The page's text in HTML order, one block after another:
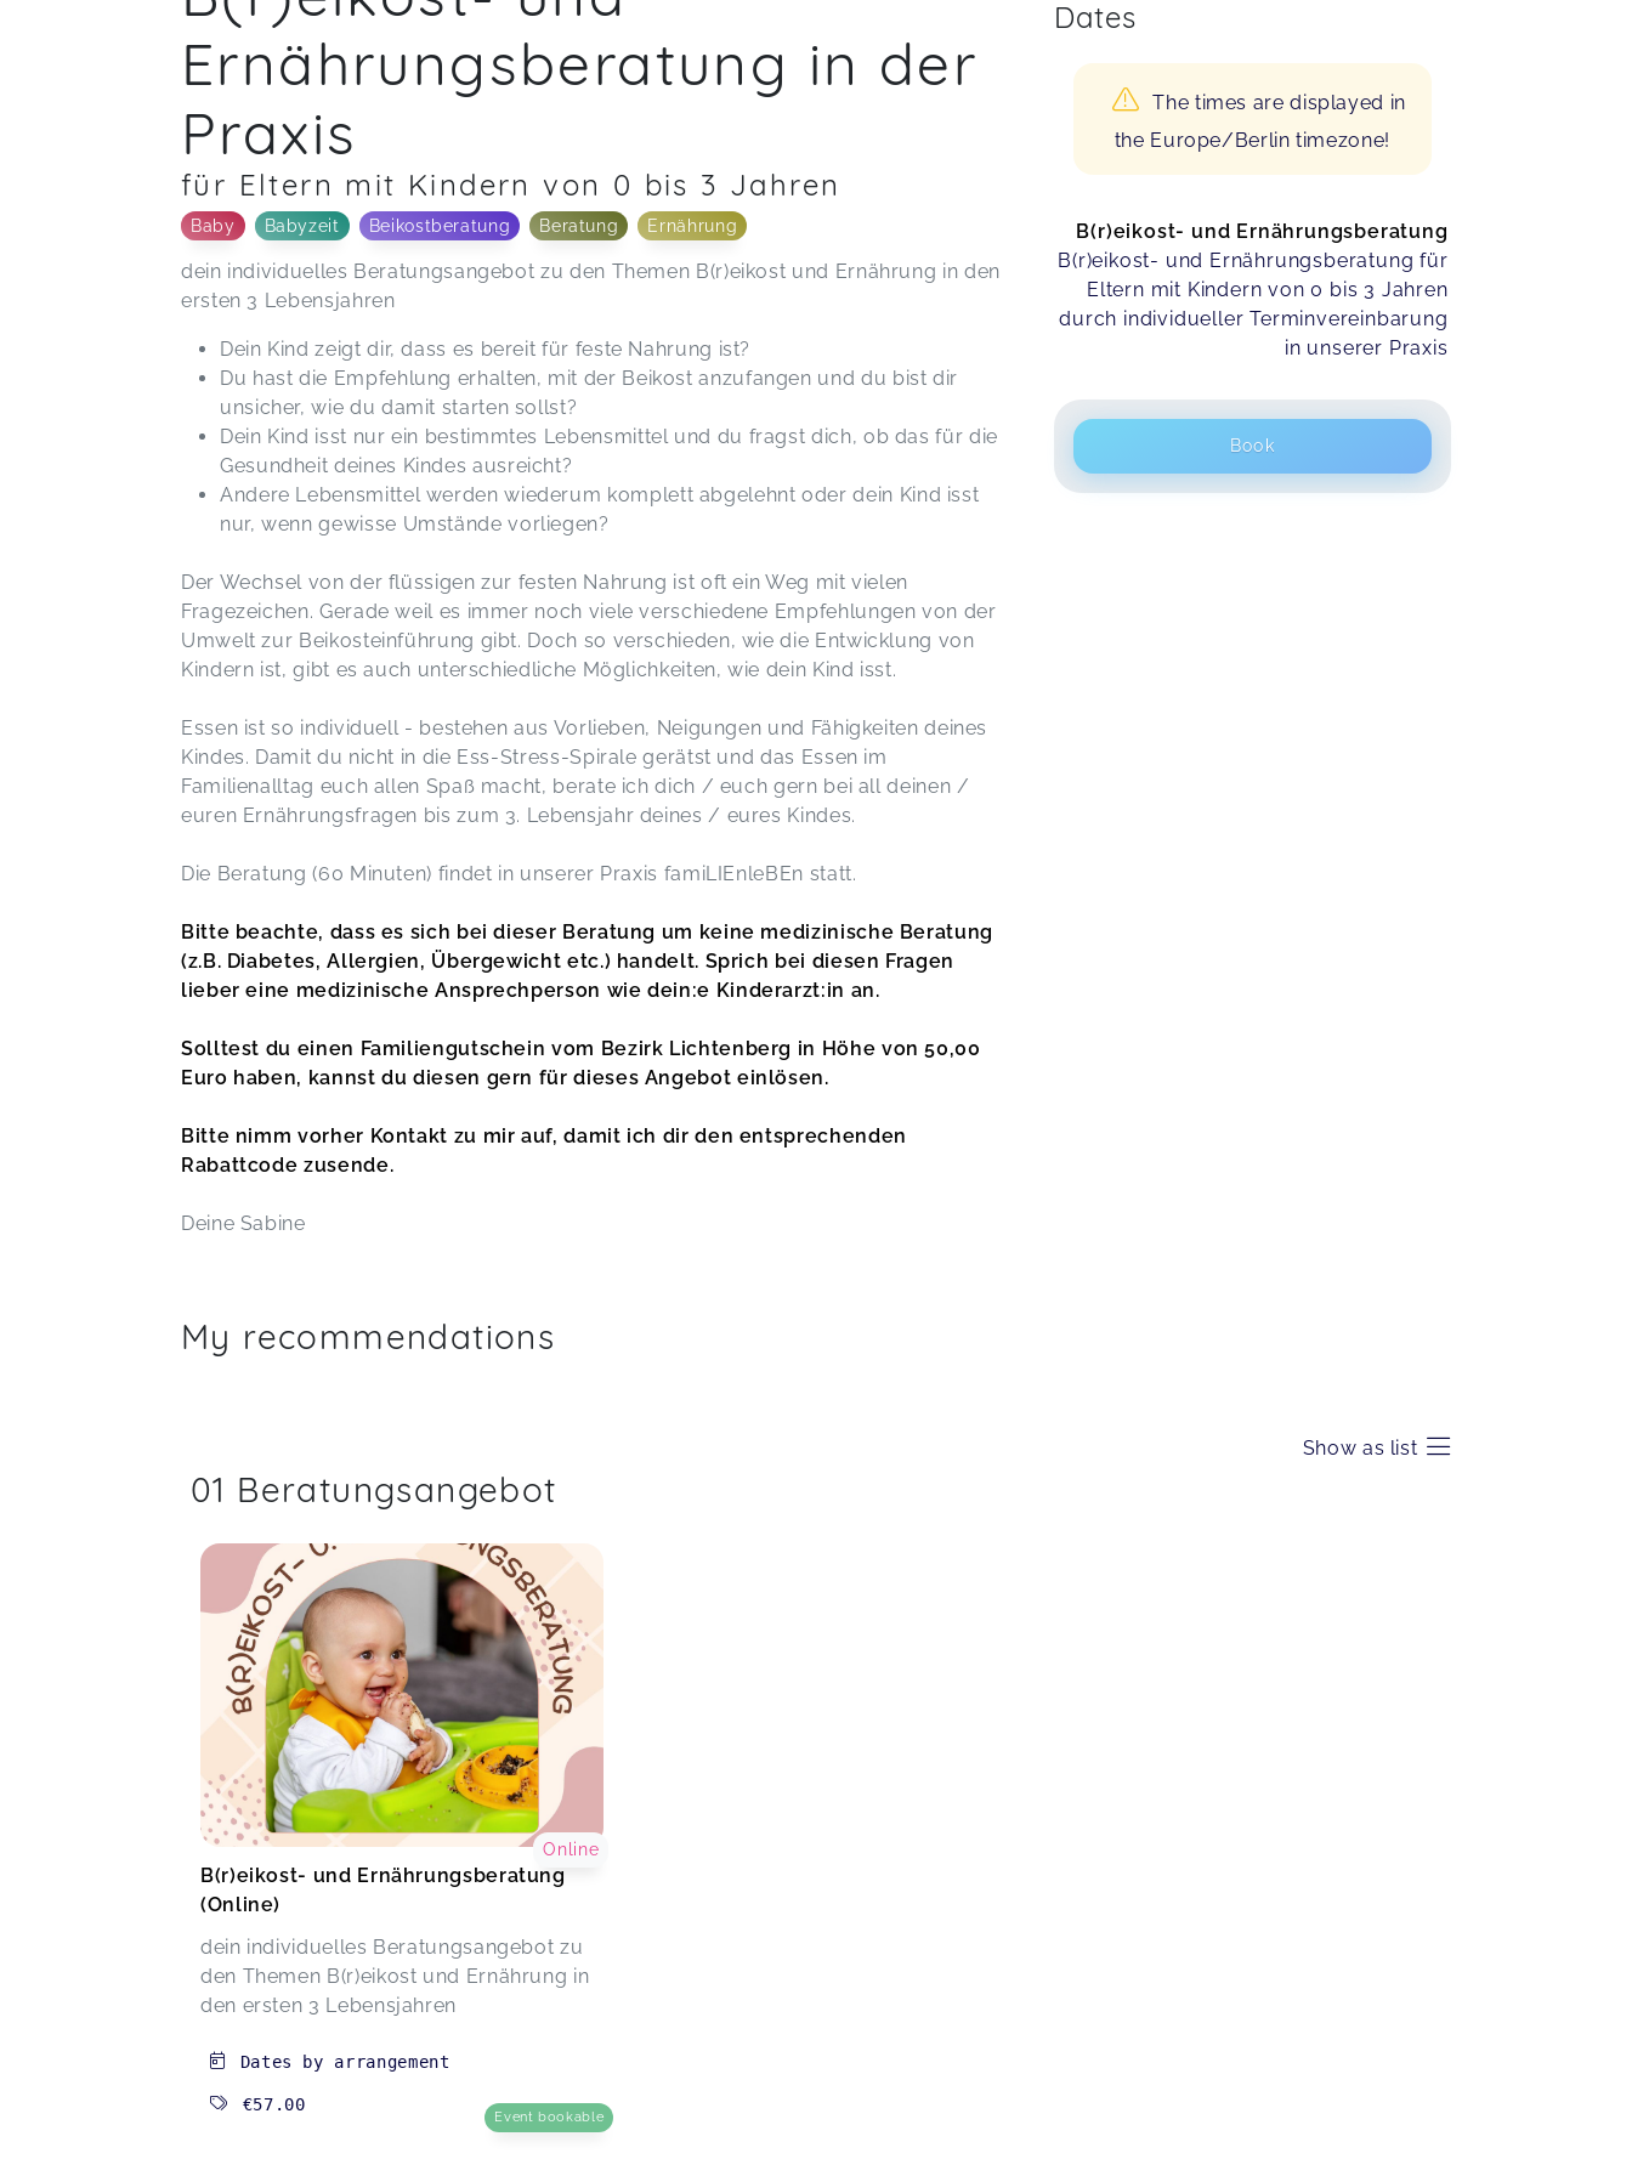
Ernährungsberatung in der
Praxis
für Eltern mit Kindern von 0 bis 3 Jahren
Baby Babyzeit Beikostberatung Beratung Ernährung
dein individuelles Beratungsangebot zu den Themen B(r)eikost und Ernährung in den
ersten 3 Lebensjahren
Dein Kind zeigt dir, dass es bereit für feste Nahrung ist?
Du hast die Empfehlung erhalten, mit der Beikost anzufangen und du bist dir
unsicher, wie du damit starten sollst?
Dein Kind isst nur ein bestimmtes Lebensmittel und du fragst dich, ob das für die
Gesundheit deines Kindes ausreicht?
Andere Lebensmittel werden wiederum komplett abgelehnt oder dein Kind isst
nur, wenn gewisse Umstände vorliegen?
Der Wechsel von der flüssigen zur festen Nahrung ist oft ein Weg mit vielen
Fragezeichen. Gerade weil es immer noch viele verschiedene Empfehlungen von der
Umwelt zur Beikosteinführung gibt. Doch so verschieden, wie die Entwicklung von
Kindern ist, gibt es auch unterschiedliche Möglichkeiten, wie dein Kind isst.
Essen ist so individuell - bestehen aus Vorlieben, Neigungen und Fähigkeiten deines
Kindes. Damit du nicht in die Ess-Stress-Spirale gerätst und das Essen im
Familienalltag euch allen Spaß macht, berate ich dich / euch gern bei all deinen /
euren Ernährungsfragen bis zum 3. Lebensjahr deines / eures Kindes.
Die Beratung (60 Minuten) findet in unserer Praxis famiLIEnleBEn statt.
Bitte beachte, dass es sich bei dieser Beratung um keine medizinische Beratung
(z.B. Diabetes, Allergien, Übergewicht etc.) handelt. Sprich bei diesen Fragen
lieber eine medizinische Ansprechperson wie dein:e Kinderarzt:in an.
Solltest du einen Familiengutschein vom Bezirk Lichtenberg in Höhe von 50,00
Euro haben, kannst du diesen gern für dieses Angebot einlösen.
Bitte nimm vorher Kontakt zu mir auf, damit ich dir den entsprechenden
Rabattcode zusende.
Deine Sabine
Dates
The times are displayed in
the Europe/Berlin timezone!
B(r)eikost- und Ernährungsberatung
B(r)eikost- und Ernährungsberatung für
Eltern mit Kindern von 0 bis 3 Jahren
durch individueller Terminvereinbarung
in unserer Praxis
Book
My recommendations
Show as list
01 Beratungsangebot
B(r)eikost- und Ernährungsberatung
(Online)
dein individuelles Beratungsangebot zu
den Themen B(r)eikost und Ernährung in
den ersten 3 Lebensjahren
Online
Dates by arrangement
€57.00
Event bookable